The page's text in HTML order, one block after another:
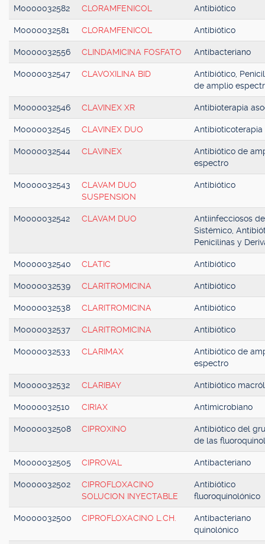
M0000032582 CLORAMFENICOL Antibiótico
M0000032581 CLORAMFENICOL Antibiótico
M0000032556 CLINDAMICINA FOSFATO Antibacteriano
M0000032547 CLAVOXILINA BID
Antibiótico,
de amplio
M0000032546 CLAVINEX XR Antibioterapia
M0000032545 CLAVINEX DUO Antibioticoterapia
M0000032544 CLAVINEX
Antibiótico de
espectro
M0000032543
CLAVAM DUO
SUSPENSION
Antibiótico
M0000032542 CLAVAM DUO
Antiinfecciosos
Sistémico,
Penicilinas y
M0000032540 CLATIC Antibiótico
M0000032539 CLARITROMICINA Antibiótico
M0000032538 CLARITROMICINA Antibiótico
M0000032537 CLARITROMICINA Antibiótico
M0000032533 CLARIMAX
Antibiótico de
espectro
M0000032532 CLARIBAY Antibiótico
M0000032510 CIRIAX Antimicrobiano
M0000032508 CIPROXINO
Antibiótico del
de las
M0000032505 CIPROVAL Antibacteriano
M0000032502
CIPROFLOXACINO
SOLUCION INYECTABLE
Antibiótico
fluoroquinolónico
M0000032500 CIPROFLOXACINO L.CH.
Antibacteriano
quinolónico